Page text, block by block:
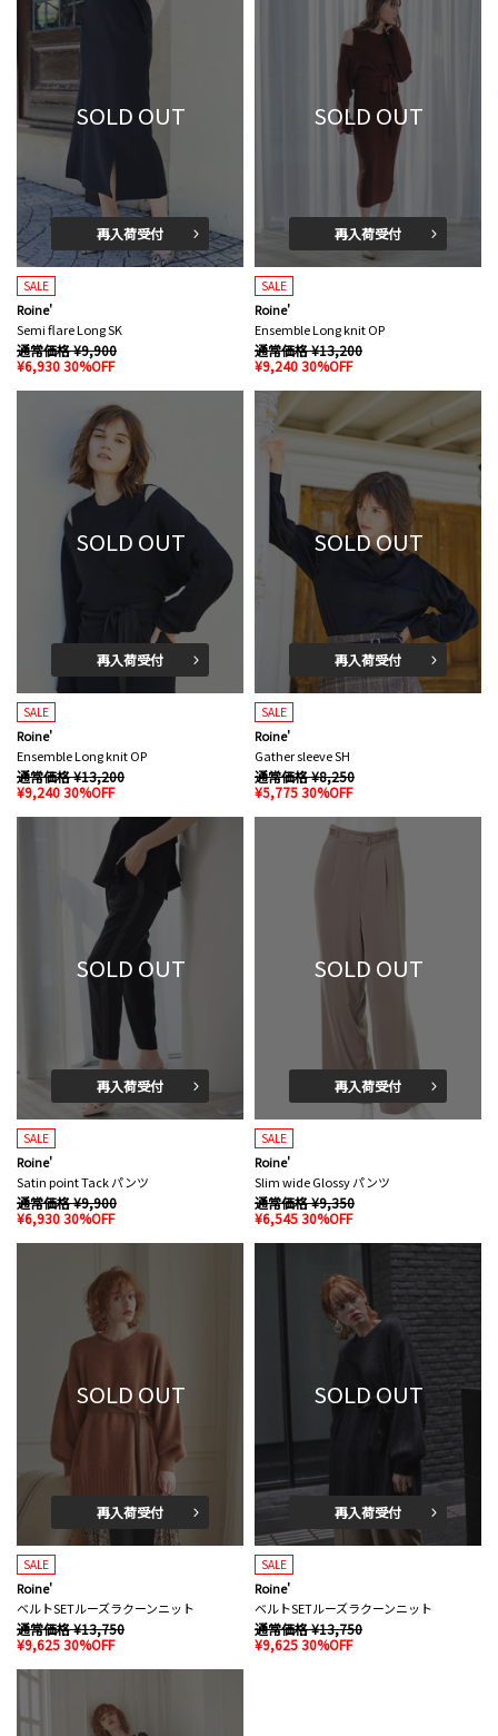
SOLD OUT
再入荷受付
SALE
Roine'
Semi flare Long SK
通常価格 ¥9,900
¥6,930 30%OFF
SOLD OUT
再入荷受付
SALE
Roine'
Ensemble Long knit OP
通常価格 ¥13,200
¥9,240 30%OFF
SOLD OUT
再入荷受付
SALE
Roine'
Ensemble Long knit OP
通常価格 ¥13,200
¥9,240 30%OFF
SOLD OUT
再入荷受付
SALE
Roine'
Gather sleeve SH
通常価格 ¥8,250
¥5,775 30%OFF
SOLD OUT
再入荷受付
SALE
Roine'
Satin point Tack パンツ
通常価格 ¥9,900
¥6,930 30%OFF
SOLD OUT
再入荷受付
SALE
Roine'
Slim wide Glossy パンツ
通常価格 ¥9,350
¥6,545 30%OFF
SOLD OUT
再入荷受付
SALE
Roine'
ベルトSETルーズラクーンニット
通常価格 ¥13,750
¥9,625 30%OFF
SOLD OUT
再入荷受付
SALE
Roine'
ベルトSETルーズラクーンニット
通常価格 ¥13,750
¥9,625 30%OFF